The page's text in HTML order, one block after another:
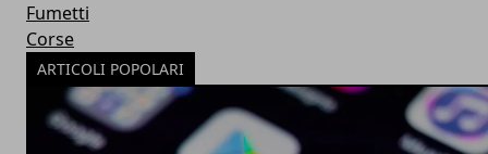
Fumetti
Corse
ARTICOLI POPOLARI